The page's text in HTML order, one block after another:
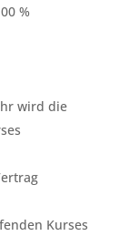
%
wird die
Kurses